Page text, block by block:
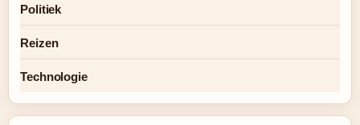
Politiek
Reizen
Technologie